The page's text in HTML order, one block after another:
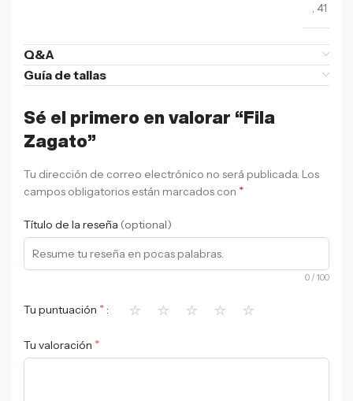
, 41
Q&A
Guía de tallas
Sé el primero en valorar “Fila
Zagato”
Tu dirección de correo electrónico no será publicada. Los
campos obligatorios están marcados con *
Título de la reseña (optional)
0 / 100
Tu puntuación * ⭐ ⭐ ⭐ ⭐ ⭐
Tu valoración *